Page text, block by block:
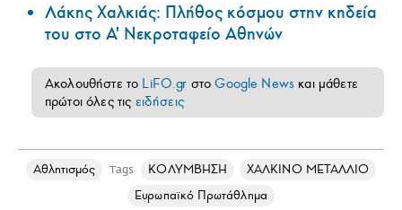
Λάκης Χαλκιάς: Πλήθος κόσμου στην κηδεία
του στο Α' Νεκροταφείο Αθηνών
Ακολουθήστε το LiFO.gr στοGoogle News και μάθετε
πρώτοι όλες τις ειδήσεις
Αθλητισμός Tags ΚΟΛΥΜΒΗΣΗ
ΧΑΛΚΙΝΟ ΜΕΤΑΛΛΙΟ
Ευρωπαϊκό Πρωτάθλημα